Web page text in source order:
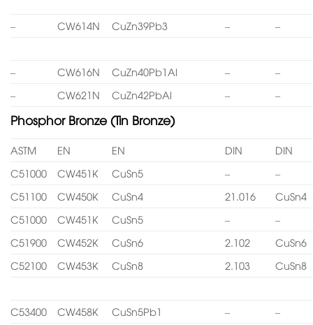
– CW614N CuZn39Pb3 – –
– CW616N CuZn40Pb1Al –
–
–
CW621N CuZn42PbAl – –
Phosphor Bronze (Tin Bronze)
ASTM EN EN DIN
DIN
C51000
CW451K CuSn5 –
–
C51100
CW450K CuSn4 21.016
CuSn4
C51000
CW451K CuSn5 –
–
C51900
CW452K CuSn6 2.102
CuSn6
C52100
CW453K CuSn8 2.103 CuSn8
C53400 CW458K CuSn5Pb1 – –